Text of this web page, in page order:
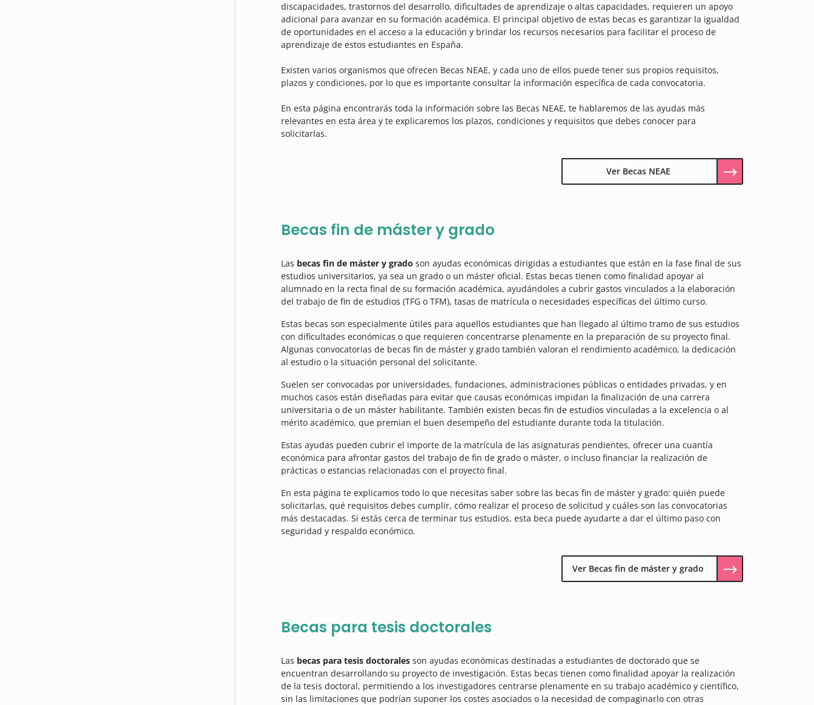
discapacidades, trastornos del desarrollo, dificultades de aprendizaje o altas capacidades, requieren un apoyo
adicional para avanzar en su formación académica. El principal objetivo de estas becas es garantizar la igualdad
de oportunidades en el acceso a la educación y brindar los recursos necesarios para facilitar el proceso de
aprendizaje de estos estudiantes en España.
Existen varios organismos que ofrecen Becas NEAE, y cada uno de ellos puede tener sus propios requisitos,
plazos y condiciones, por lo que es importante consultar la información específica de cada convocatoria.
En esta página encontrarás toda la información sobre las Becas NEAE, te hablaremos de las ayudas más
relevantes en esta área y te explicaremos los plazos, condiciones y requisitos que debes conocer para
solicitarlas.
Ver Becas NEAE
Becas fin de máster y grado
Las becas fin de máster y grado son ayudas económicas dirigidas a estudiantes que están en la fase final de sus
estudios universitarios, ya sea un grado o un máster oficial. Estas becas tienen como finalidad apoyar al
alumnado en la recta final de su formación académica, ayudándoles a cubrir gastos vinculados a la elaboración
del trabajo de fin de estudios (TFG o TFM), tasas de matrícula o necesidades específicas del último curso.
Estas becas son especialmente útiles para aquellos estudiantes que han llegado al último tramo de sus estudios
con dificultades económicas o que requieren concentrarse plenamente en la preparación de su proyecto final.
Algunas convocatorias de becas fin de máster y grado también valoran el rendimiento académico, la dedicación
al estudio o la situación personal del solicitante.
Suelen ser convocadas por universidades, fundaciones, administraciones públicas o entidades privadas, y en
muchos casos están diseñadas para evitar que causas económicas impidan la finalización de una carrera
universitaria o de un máster habilitante. También existen becas fin de estudios vinculadas a la excelencia o al
mérito académico, que premian el buen desempeño del estudiante durante toda la titulación.
Estas ayudas pueden cubrir el importe de la matrícula de las asignaturas pendientes, ofrecer una cuantía
económica para afrontar gastos del trabajo de fin de grado o máster, o incluso financiar la realización de
prácticas o estancias relacionadas con el proyecto final.
En esta página te explicamos todo lo que necesitas saber sobre las becas fin de máster y grado: quién puede
solicitarlas, qué requisitos debes cumplir, cómo realizar el proceso de solicitud y cuáles son las convocatorias
más destacadas. Si estás cerca de terminar tus estudios, esta beca puede ayudarte a dar el último paso con
seguridad y respaldo económico.
Ver Becas fin de máster y grado
Becas para tesis doctorales
Las becas para tesis doctorales son ayudas económicas destinadas a estudiantes de doctorado que se
encuentran desarrollando su proyecto de investigación. Estas becas tienen como finalidad apoyar la realización
de la tesis doctoral, permitiendo a los investigadores centrarse plenamente en su trabajo académico y científico,
sin las limitaciones que podrían suponer los costes asociados o la necesidad de compaginarlo con otras